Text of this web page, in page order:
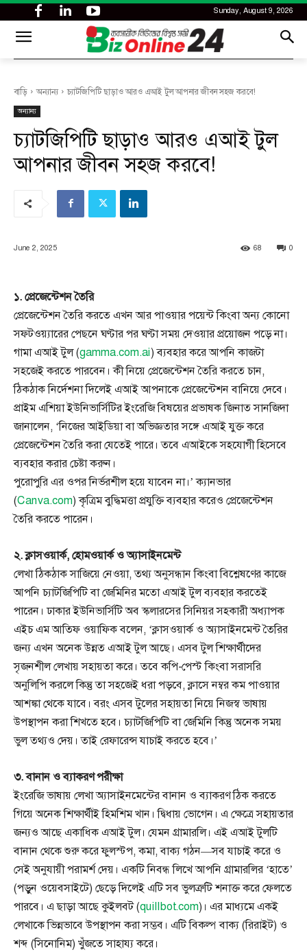
Sunday, August 9, 2026
বাড়ি অন্যান্য চ্যাটজিপিটি ছাড়াও আরও এআই টুল আপনার জীবন সহজ করবে!
অন্যান্য
চ্যাটজিপিটি ছাড়াও আরও এআই টুল
আপনার জীবন সহজ করবে!
June 2, 2025 0
68
১. প্রেজেন্টেশন তৈরি
প্রেজেন্টেশন তৈরি করতে এখন আর পাওয়ার পয়েন্ট কিংবা অন্য কোনো
সফটওয়্যারের পেছনে ঘণ্টার পর ঘণ্টা সময় দেওয়ার প্রয়োজন পড়ে না।
গামা এআই টুল (gamma.com.ai) ব্যবহার করে আপনি কাজটা
সহজেই করতে পারবেন। কী নিয়ে প্রেজেন্টেশন তৈরি করতে চান,
ঠিকঠাক নির্দেশনা দিলেই এআই আপনাকে প্রেজেন্টেশন বানিয়ে দেবে।
প্রাইম এশিয়া ইউনিভার্সিটির ইংরেজি বিষয়ের প্রভাষক জিনাত সানজিদা
জানালেন, ‘নিজের আইডিয়া বা অভিজ্ঞতার সঙ্গে এআই যুক্ত করে
প্রেজেন্টেশন তৈরি করা যেতেই পারে। তবে এআইকে সহযোগী হিসেবে
ব্যবহার করার চেষ্টা করুন।
পুরোপুরি এর ওপর নির্ভরশীল হয়ে যাবেন না।’ ক্যানভার
(Canva.com) কৃত্রিম বুদ্ধিমত্তা প্রযুক্তি ব্যবহার করেও প্রেজেন্টেশন
তৈরি করতে পারেন।
২. ক্লাসওয়ার্ক, হোমওয়ার্ক ও অ্যাসাইনমেন্ট
লেখা ঠিকঠাক সাজিয়ে নেওয়া, তথ্য অনুসন্ধান কিংবা বিশ্লেষণের কাজে
আপনি চ্যাটজিপিটি বা জেমিনির মতো এআই টুল ব্যবহার করতেই
পারেন। ঢাকার ইউনিভার্সিটি অব স্কলারসের সিনিয়র সহকারী অধ্যাপক
এইচ এম আতিফ ওয়াফিক বলেন, ‘ক্লাসওয়ার্ক ও অ্যাসাইনমেন্ট তৈরির
জন্য এখন অনেক উন্নত এআই টুল আছে। এসব টুল শিক্ষার্থীদের
সৃজনশীল লেখায় সহায়তা করে। তবে কপি-পেস্ট কিংবা সরাসরি
অনুলিপি করলে কিন্তু তা সহজেই ধরা পড়বে, ক্লাসে নম্বর কম পাওয়ার
আশঙ্কা থেকে যাবে। বরং এসব টুলের সহায়তা নিয়ে নিজস্ব ভাষায়
উপস্থাপন করা শিখতে হবে। চ্যাটজিপিটি বা জেমিনি কিন্তু অনেক সময়
ভুল তথ্যও দেয়। তাই রেফারেন্স যাচাই করতে হবে।’
৩. বানান ও ব্যাকরণ পরীক্ষা
ইংরেজি ভাষায় লেখা অ্যাসাইনমেন্টের বানান ও ব্যাকরণ ঠিক করতে
গিয়ে অনেক শিক্ষার্থীই হিমশিম খান। দ্বিধায় ভোগেন। এ ক্ষেত্রে সহায়তার
জন্যও আছে একাধিক এআই টুল। যেমন গ্রামারলি। এই এআই টুলটি
বানান থেকে শুরু করে ফুলস্টপ, কমা, বাক্য গঠন—সব যাচাই করে ও
সেই অনুযায়ী পরামর্শ দেয়। একটি নিবন্ধ লিখে আপনি গ্রামারলির ‘হাতে’
(পড়ুন ওয়েবসাইটে) ছেড়ে দিলেই এটি সব ভুলত্রুটি শনাক্ত করে ফেলতে
পারবে। এ ছাড়া আছে কুইলবট (quillbot.com)। এর মাধ্যমে একই
লেখাকে ভিন্নভাবে উপস্থাপন করা সম্ভব। এটি বিকল্প বাক্য (রিরাইট) ও
শব্দ (সিনোনিম) খুঁজতে সাহায্য করে।